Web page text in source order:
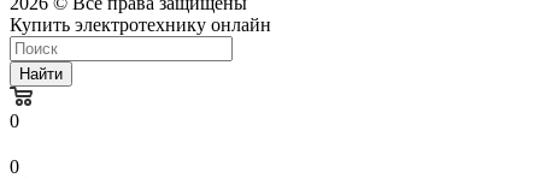
Купить электротехнику онлайн
Найти
0
0